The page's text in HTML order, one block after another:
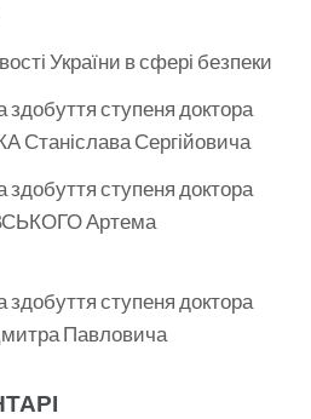
України в сфері безпеки
здобуття ступеня доктора
Станіслава Сергійовича
здобуття ступеня доктора
Артема
здобуття ступеня доктора
Павловича